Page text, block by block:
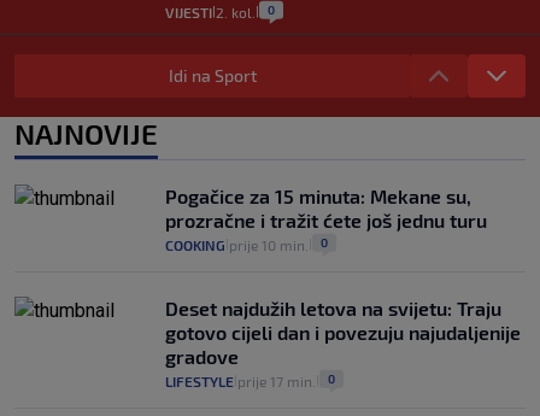
VIJESTI 2. kol. 0
Izračunali smo koliko košta putovanje
automobilom na Hvar iz Zagreba, a
14
zdravstvenu iskaznicu". Kakva su prava
pacijenata izvan mjesta prebivališta?
VIJESTI
Idi na Sport
NAJNOVIJE
Pogačice za 15 minuta: Mekane su,
prozračne i tražit ćete još jednu turu
COOKING prije 10 min. 0
Deset najdužih letova na svijetu: Traju
gotovo cijeli dan i povezuju najudaljenije
gradove
LIFESTYLE prije 17 min. 0